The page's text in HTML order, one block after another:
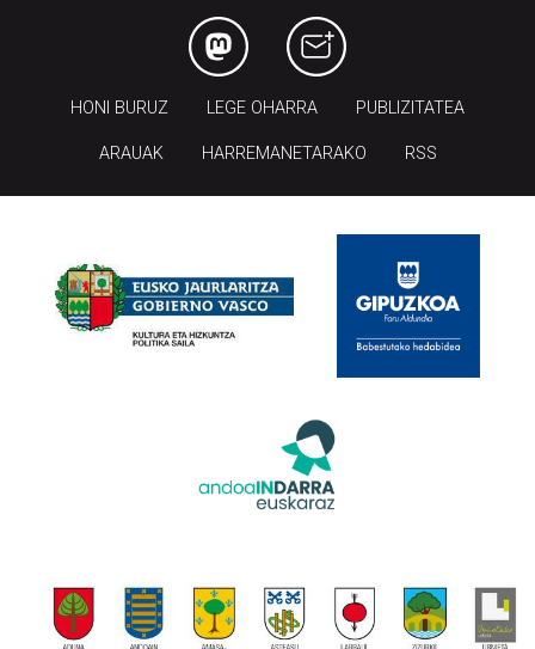
HONI BURUZ LEGE OHARRA PUBLIZITATEA
ARAUAK HARREMANETARAKO RSS